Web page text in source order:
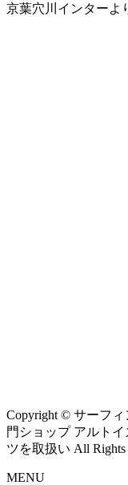
京葉穴川インターよ
Copyright © サーフ
門ショップ アルト
ツを取扱い All Rights
MENU